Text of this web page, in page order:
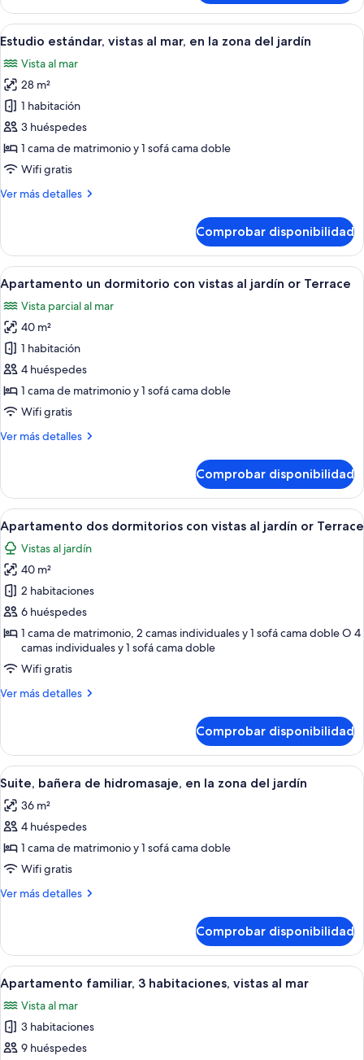
estándar,
balcón
Abrir
todas
las
fotos
de
Estudio
estándar,
vistas
mar,
zona
del
jardín
Una habitación de hotel con cama,
4
Estudio estándar, vistas al mar, en la zona del jardín
Vista al mar
28 m²
1 habitación
3 huéspedes
1 cama de matrimonio y 1 sofá cama doble
Wifi gratis
Ver más detalles
Más
estándar,
vistas
al
mar,
en
la
zona
del
jardín
Comprobar disponibilidad
Abrir
todas
las
fotos
de
Apartamento
un
dormitorio
vistas
or
Terrace
Una cama con dosel con sábanas
5
Apartamento un dormitorio con vistas al jardín or Terrace
Vista parcial al mar
40 m²
1 habitación
4 huéspedes
1 cama de matrimonio y 1 sofá cama doble
Wifi gratis
Ver más detalles
Más
un
dormitorio
con
vistas
al
jardín
or
Terrace
Comprobar disponibilidad
Abrir
todas
las
fotos
de
Apartamento
dos
dormitorios
con
vistas
or
Terrace
Una cama con dosel con sábanas
6
Apartamento dos dormitorios con vistas al jardín or Terrace
Vistas al jardín
40 m²
2 habitaciones
6 huéspedes
1 cama de matrimonio, 2 camas individuales y 1 sofá cama doble O 4
camas individuales y 1 sofá cama doble
Wifi gratis
Ver más detalles
Más
dos
dormitorios
con
al
jardín
Terrace
Comprobar disponibilidad
Abrir
todas
las
fotos
de
Suite,
bañera
en
la
zona
del
jardín
Una habitación de hotel moderna
5
Suite, bañera de hidromasaje, en la zona del jardín
36 m²
4 huéspedes
1 cama de matrimonio y 1 sofá cama doble
Wifi gratis
Ver más detalles
Más
bañera
de
hidromasaje,
en
la
zona
del
jardín
Comprobar disponibilidad
Abrir
todas
las
fotos
de
Una sala de estar moderna con un
8
Apartamento familiar, 3 habitaciones, vistas al mar
Vista al mar
3 habitaciones
9 huéspedes